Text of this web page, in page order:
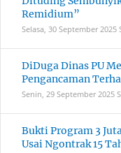
Remidium”
Selasa, 30 September 2025
DiDuga Dinas PU
Pengancaman
Senin, 29 September 2025
Bukti Program 3
Usai Ngontrak 15